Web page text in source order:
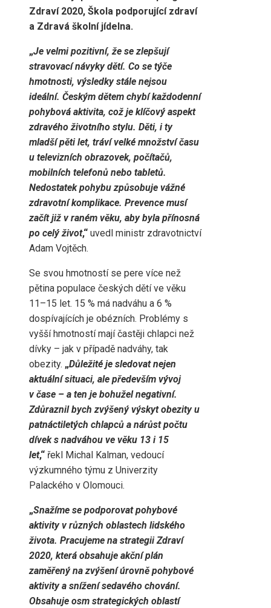
Zdraví 2020, Škola podporující zdraví
a Zdravá školní jídelna.
„Je velmi pozitivní, že se zlepšují
stravovací návyky dětí. Co se týče
hmotnosti, výsledky stále nejsou
ideální. Českým dětem chybí každodenní
pohybová aktivita, což je klíčový aspekt
zdravého životního stylu. Děti, i ty
mladší pěti let, tráví velké množství času
u televizních obrazovek, počítačů,
mobilních telefonů nebo tabletů.
Nedostatek pohybu způsobuje vážné
zdravotní komplikace. Prevence musí
začít již v raném věku, aby byla přínosná
po celý život,“ uvedl ministr zdravotnictví
Adam Vojtěch.
Se svou hmotností se pere více než
pětina populace českých dětí ve věku
11–15 let. 15 % má nadváhu a 6 %
dospívajících je obézních. Problémy s
vyšší hmotností mají častěji chlapci než
dívky – jak v případě nadváhy, tak
obezity. „Důležité je sledovat nejen
aktuální situaci, ale především vývoj
v čase – a ten je bohužel negativní.
Zdůraznil bych zvýšený výskyt obezity u
patnáctiletých chlapců a nárůst počtu
dívek s nadváhou ve věku 13 i 15
let,“ řekl Michal Kalman, vedoucí
výzkumného týmu z Univerzity
Palackého v Olomouci.
„Snažíme se podporovat pohybové
aktivity v různých oblastech lidského
života. Pracujeme na strategii Zdraví
2020, která obsahuje akční plán
zaměřený na zvýšení úrovně pohybové
aktivity a snížení sedavého chování.
Obsahuje osm strategických oblastí